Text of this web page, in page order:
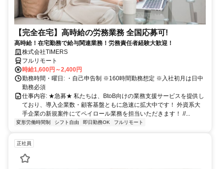
【完全在宅】高時給の労務業務 全国応募可!
高時給！在宅勤務で給与関連業務！労務責任者経験大歓迎！
株式会社TIMERS
フルリモート
時給1,600円～2,400円
勤務時間・曜日: ・自己申告制 ※160時間勤務想定 ※入社初月は日中
勤務必須
仕事内容: ★急募★ 私たちは、BtoB向けの業務支援サービスを提供し
ており、導入企業数・顧客基盤ともに急速に拡大中です！ 外資系大
手企業の新規案件にてペイロール業務を担当いただきます！ //...
変形労働時間制 シフト自由 即日勤務OK フルリモート
正社員